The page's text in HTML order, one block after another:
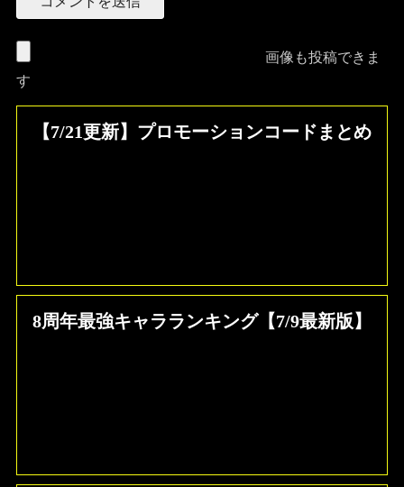
画像も投稿できま
す
【7/21更新】プロモーションコードまとめ
8周年最強キャラランキング【7/9最新版】